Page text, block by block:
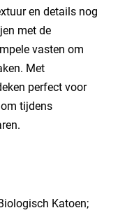
en details nog
met de
vasten om
Met
perfect voor
tijdens
Katoen;